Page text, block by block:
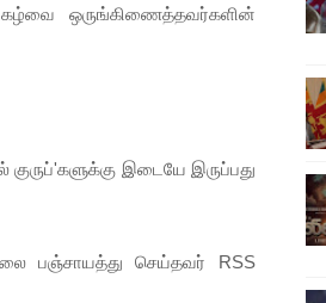
திரைப்படம் ! எங்கு தெரியுமா?
ஒருங்கிணைத்தவர்களின்
இடையே இருப்பது
பஞ்சாயத்து செய்தவர் RSS